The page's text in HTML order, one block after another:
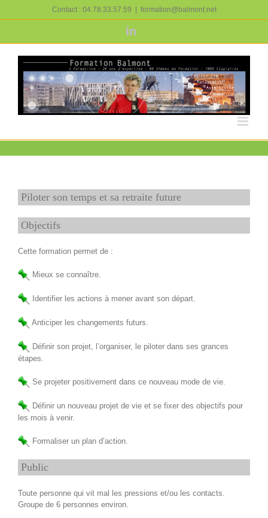
Contact : 04.78.33.57.59 formation@balmont.net
LinkedIn
Piloter son temps et sa retraite future
Objectifs
Cette formation permet de :
Mieux se connaître.
Identifier les actions à mener avant son départ.
Anticiper les changements futurs.
Définir son projet, l’organiser, le piloter dans ses grances
étapes.
Se projeter positivement dans ce nouveau mode de vie.
Définir un nouveau projet de vie et se fixer des objectifs pour
les mois à venir.
Formaliser un plan d’action.
Public
Toute personne qui vit mal les pressions et/ou les contacts.
Groupe de 6 personnes environ.